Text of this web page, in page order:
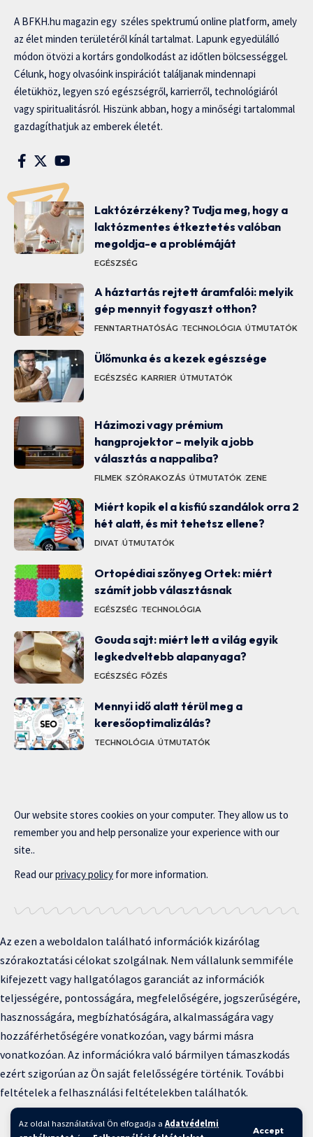
Az oldal használatával Ön elfogadja a Adatvédelmi
Accept
A BFKH.hu magazin egy széles spektrumú online platform, amely
az élet minden területéről kínál tartalmat. Lapunk egyedülálló
módon ötvözi a kortárs gondolkodást az időtlen bölcsességgel.
Célunk, hogy olvasóink inspirációt találjanak mindennapi
életükhöz, legyen szó egészségről, karrierről, technológiáról
vagy spiritualitásról. Hiszünk abban, hogy a minőségi tartalommal
gazdagíthatjuk az emberek életét.
Laktózérzékeny? Tudja meg, hogy a
laktózmentes étkeztetés valóban
megoldja-e a problémáját
EGÉSZSÉG
A háztartás rejtett áramfalói: melyik
gép mennyit fogyaszt otthon?
FENNTARTHATÓSÁG TECHNOLÓGIA ÚTMUTATÓK
Ülőmunka és a kezek egészsége
EGÉSZSÉG KARRIER ÚTMUTATÓK
Házimozi vagy prémium
hangprojektor – melyik a jobb
választás a nappaliba?
FILMEK SZÓRAKOZÁS ÚTMUTATÓK ZENE
Miért kopik el a kisfiú szandálok orra 2
hét alatt, és mit tehetsz ellene?
DIVAT ÚTMUTATÓK
Ortopédiai szőnyeg Ortek: miért
számít jobb választásnak
EGÉSZSÉG TECHNOLÓGIA
Gouda sajt: miért lett a világ egyik
legkedveltebb alapanyaga?
EGÉSZSÉG FŐZÉS
Mennyi idő alatt térül meg a
keresőoptimalizálás?
TECHNOLÓGIA ÚTMUTATÓK
Our website stores cookies on your computer. They allow us to
remember you and help personalize your experience with our
site..
Read ourprivacy policy for more information.
Az ezen a weboldalon található információk kizárólag
szórakoztatási célokat szolgálnak. Nem vállalunk semmiféle
kifejezett vagy hallgatólagos garanciát az információk
teljességére, pontosságára, megfelelőségére, jogszerűségére,
hasznosságára, megbízhatóságára, alkalmasságára vagy
hozzáférhetőségére vonatkozóan, vagy bármi másra
vonatkozóan. Az információkra való bármilyen támaszkodás
ezért szigorúan az Ön saját felelősségére történik. További
feltételek a felhasználási feltételekben találhatók.
Copyright © 2025 BFKH.hu